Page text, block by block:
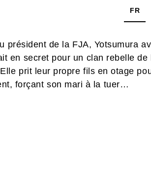
FR
président de la FJA, Yotsumura
en secret pour un clan rebelle de
prit leur propre fils en otage
forçant son mari à la tuer…